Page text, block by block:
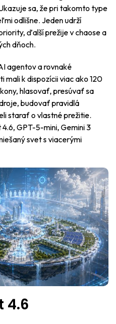
sa, že pri takomto type
odlišne. Jeden udrží
ďalší prežije v chaose a
dňoch.
agentov a rovnaké
k dispozícii viac ako 120
hlasovať, presúvať sa
budovať pravidlá
starať o vlastné prežitie.
GPT-5-mini, Gemini 3
svet s viacerými
4.6